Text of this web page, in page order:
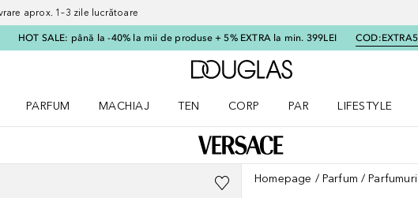
aprox. 1–3 zile lucrătoare
HOT SALE: până la -40% la mii de produse + 5% EXTRA la min. 399LEI COD:
Către pagina principală
PARFUM
MACHIAJ
TEN
CORP
PAR
LIFESTYLE
Homepage Parfum